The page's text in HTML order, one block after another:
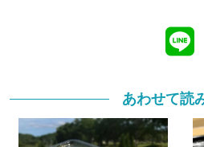
あわせて読